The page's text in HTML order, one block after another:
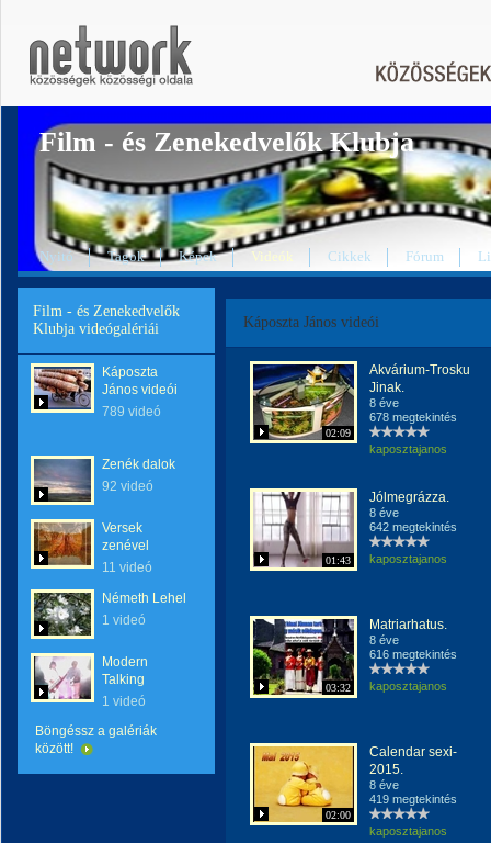
Film - és Zenekedvelők Klubja
Nyitó Tagok Képek Videók Cikkek Fórum
Film - és Zenekedvelők
Klubja videógalériái
Káposzta
János videói
789 videó
Zenék dalok
92 videó
Versek
zenével
11 videó
Németh Lehel
1 videó
Modern
Talking
1 videó
Böngéssz a galériák
között!
Káposzta János videói
02:09
Akvárium-Trosku
Jinak.
8 éve
678 megtekintés
kaposztajanos
01:43
Jólmegrázza.
8 éve
642 megtekintés
kaposztajanos
03:32
Matriarhatus.
8 éve
616 megtekintés
kaposztajanos
02:00
Calendar sexi-
2015.
8 éve
419 megtekintés
kaposztajanos